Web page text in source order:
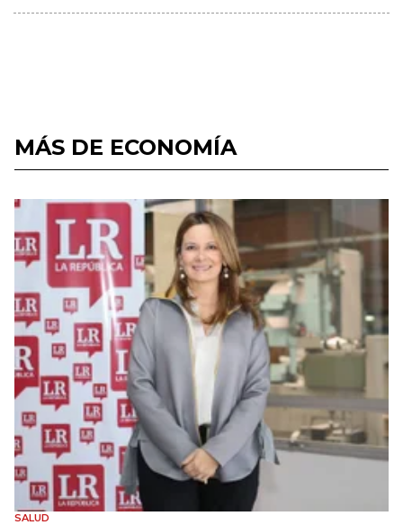
MÁS DE ECONOMÍA
SALUD